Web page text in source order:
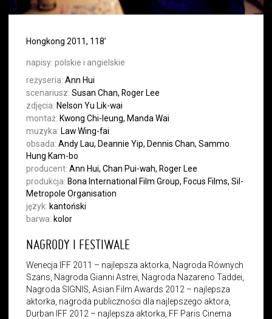
Hongkong 2011, 118’
napisy: polskie i angielskie
reżyseria:Ann Hui
scenariusz:Susan Chan, Roger Lee
zdjęcia: Nelson Yu Lik-wai
montaż: Kwong Chi-leung, Manda Wai
muzyka: Law Wing-fai
obsada:Andy Lau, Deannie Yip, Dennis Chan, Sammo
Hung Kam-bo
producent:Ann Hui, Chan Pui-wah, Roger Lee
produkcja: Bona International Film Group, Focus Films, Sil-
Metropole Organisation
język: kantoński
barwa: kolor
NAGRODY I FESTIWALE
Wenecja IFF 2011 – najlepsza aktorka, Nagroda Równych
Szans, Nagroda Gianni Astrei, Nagroda Nazareno Taddei,
Nagroda SIGNIS, Asian Film Awards 2012 – najlepsza
aktorka, nagroda publiczności dla najlepszego aktora,
Durban IFF 2012 – najlepsza aktorka, FF Paris Cinema